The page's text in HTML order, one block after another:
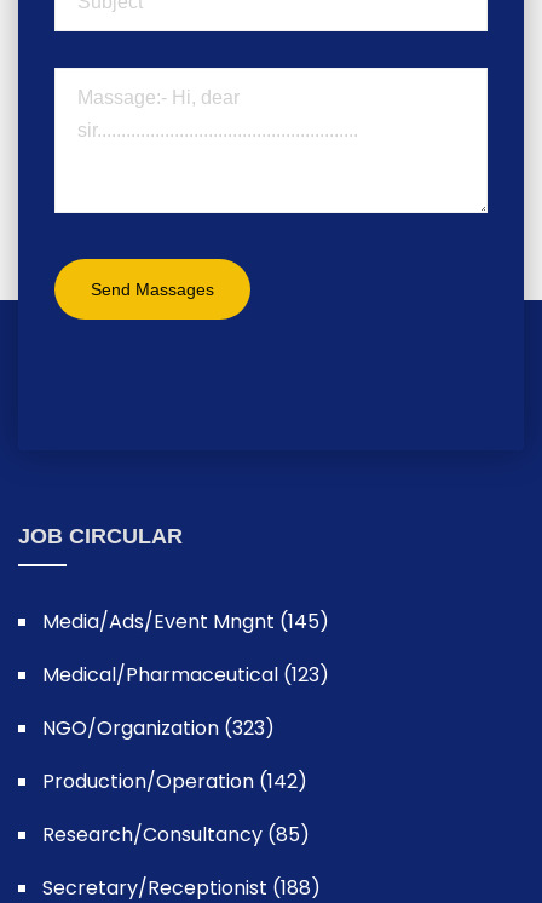
JOB CIRCULAR
Media/Ads/Event Mngnt (145)
Medical/Pharmaceutical (123)
NGO/Organization (323)
Production/Operation (142)
Research/Consultancy (85)
Secretary/Receptionist (188)